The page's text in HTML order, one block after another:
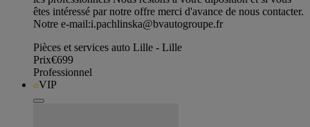
êtes intéressé par notre offre merci d'avance de nous contacter.
Notre e-mail:i.pachlinska@bvautogroupe.fr
Pièces et services auto Lille - Lille
Prix€699
Professionnel
VIP